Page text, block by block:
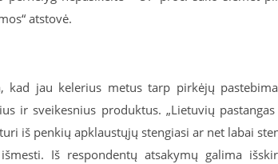
atstovė.
kad jau kelerius metus tarp pirkėjų
ir sveikesnius produktus. „Lietuvių
iš penkių apklaustųjų stengiasi ar net labai
Iš respondentų atsakymų galima